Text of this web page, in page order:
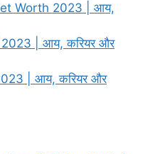
Worth 2023 | आय,
2023 | आय, करियर और
2023 | आय, करियर और